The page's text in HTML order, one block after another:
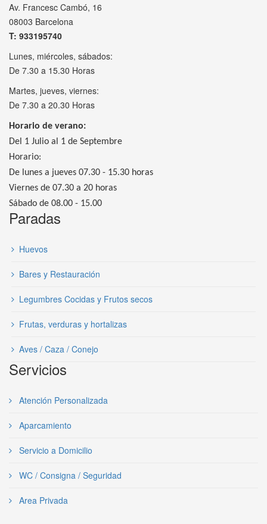
Av. Francesc Cambó, 16
08003 Barcelona
T: 933195740
Lunes, miércoles, sábados:
De 7.30 a 15.30 Horas
Martes, jueves, viernes:
De 7.30 a 20.30 Horas
Horario de verano:
Del 1 Julio al 1 de Septembre
Horario:
De lunes a jueves 07.30 - 15.30 horas
Viernes de 07.30 a 20 horas
Sábado de 08.00 - 15.00
Paradas
Huevos
Bares y Restauración
Legumbres Cocidas y Frutos secos
Frutas, verduras y hortalizas
Aves / Caza / Conejo
Servicios
Atención Personalizada
Aparcamiento
Servicio a Domicilio
WC / Consigna / Seguridad
Area Privada